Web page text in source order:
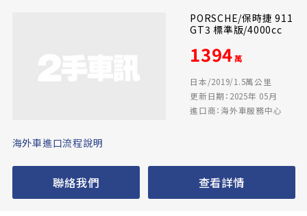
PORSCHE/保時捷 911
GT3 標準版/4000cc
1394萬
日本/2019/1.5萬公里
更新日期：2025年 05月
進口商：海外車服務中心
海外車進口流程說明
聯絡我們 查看詳情